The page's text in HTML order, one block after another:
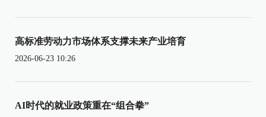
高标准劳动力市场体系支撑未来产业培育
2026-06-23 10:26
AI时代的就业政策重在“组合拳”